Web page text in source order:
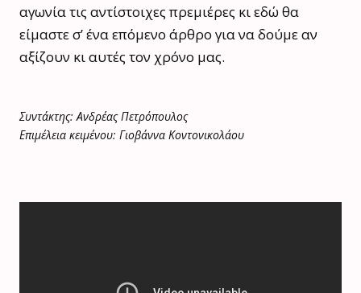
αγωνία τις αντίστοιχες πρεμιέρες κι εδώ θα
είμαστε σ’ ένα επόμενο άρθρο για να δούμε αν
αξίζουν κι αυτές τον χρόνο μας.
Συντάκτης: Ανδρέας Πετρόπουλος
Επιμέλεια κειμένου: Γιοβάννα Κοντονικολάου